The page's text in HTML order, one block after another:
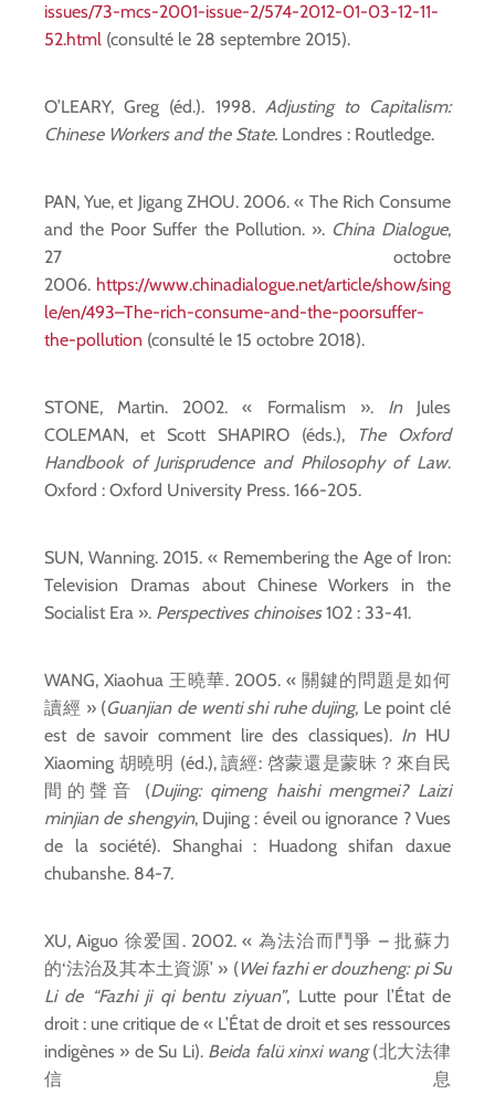
issues/73-mcs-2001-issue-2/574-2012-01-03-12-11-
52.html (consulté le 28 septembre 2015).
O’LEARY, Greg (éd.). 1998. Adjusting to Capitalism:
Chinese Workers and the State. Londres : Routledge.
PAN, Yue, et Jigang ZHOU. 2006. « The Rich Consume
and the Poor Suffer the Pollution. ». China Dialogue,
27 octobre
2006. https://www.chinadialogue.net/article/show/sing
le/en/493–The-rich-consume-and-the-poorsuffer-
the-pollution (consulté le 15 octobre 2018).
STONE, Martin. 2002. « Formalism ». InJules
COLEMAN, et Scott SHAPIRO (éds.),
The Oxford
Handbook of Jurisprudence and Philosophy of Law.
Oxford : Oxford University Press. 166-205.
SUN, Wanning. 2015. « Remembering the Age of Iron:
Television Dramas about Chinese Workers in the
Socialist Era ». Perspectives chinoises102 : 33-41.
WANG, Xiaohua 王曉華. 2005. « 關鍵的問題是如何
讀經 » (Guanjian de wenti shi ruhe dujing, Le point clé
est de savoir comment lire des classiques). InHU
Xiaoming 胡曉明 (éd.), 讀經: 啓蒙還是蒙昧？來自民
間的聲音 (Dujing: qimeng haishi mengmei? Laizi
minjian de shengyin, Dujing : éveil ou ignorance ? Vues
de la société). Shanghai : Huadong shifan daxue
chubanshe. 84-7.
XU, Aiguo 徐爱国. 2002. « 為法治而鬥爭 – 批蘇力
的‘法治及其本土資源’ » (Wei fazhi er douzheng: pi Su
Li de “Fazhi ji qi bentu ziyuan”, Lutte pour l’État de
droit : une critique de « L’État de droit et ses ressources
indigènes » de Su Li). Beida falü xinxi wang(北大法律
信息